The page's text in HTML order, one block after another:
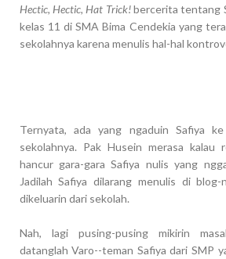
Hectic, Hectic, Hat Trick!bercerita tentang
kelas 11 di SMA Bima Cendekia yang
sekolahnya karena menulis hal-hal
Ternyata, ada yang ngaduin Safiya
sekolahnya. Pak Husein merasa kalau
hancur gara-gara Safiya nulis yang
Jadilah Safiya dilarang menulis di
dikeluarin dari sekolah.
Nah, lagi pusing-pusing mikirin
datanglah Varo--teman Safiya dari SMP